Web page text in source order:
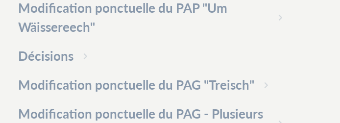
Modification ponctuelle du PAP "Um
Wäissereech"
Décisions
Modification ponctuelle du PAG "Treisch"
Modification ponctuelle du PAG - Plusieurs